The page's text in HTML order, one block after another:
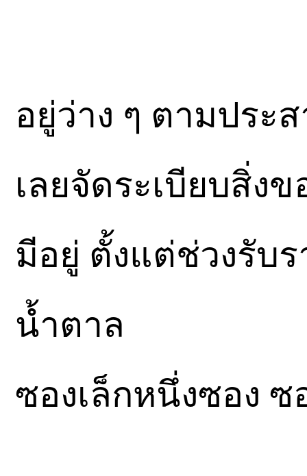
อยู่ว่าง ๆ ตามประ
เลยจัดระเบียบสิ่งข
มีอยู่ ตั้งแต่ช่วงรับ
น้ำตาล
ซองเล็กหนึ่งซอง